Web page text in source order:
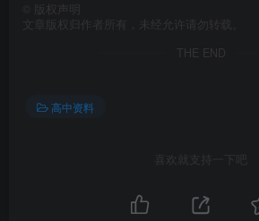
版权声明
文章版权归作者所有，未经允许请勿转载。
THE END
高中资料
喜欢就支持一下吧